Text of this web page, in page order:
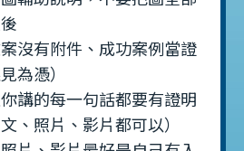
沒有附件、成功案例當證
為憑）
講的每一句話都要有證明
文、照片、影片都可以）